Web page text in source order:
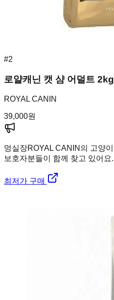
#2
로얄캐닌 캣 샴 어덜트 2kg
ROYAL CANIN
39,000원
멍실장ROYAL CANIN의 고양
보호자분들이 함께 찾고 있어요.
최저가 구매